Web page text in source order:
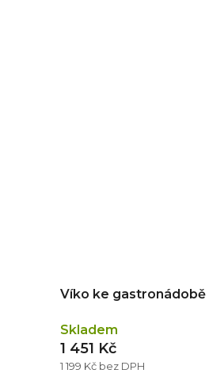
Víko ke gastronádobě
Skladem
1 199 Kč bez DPH
1 451 Kč